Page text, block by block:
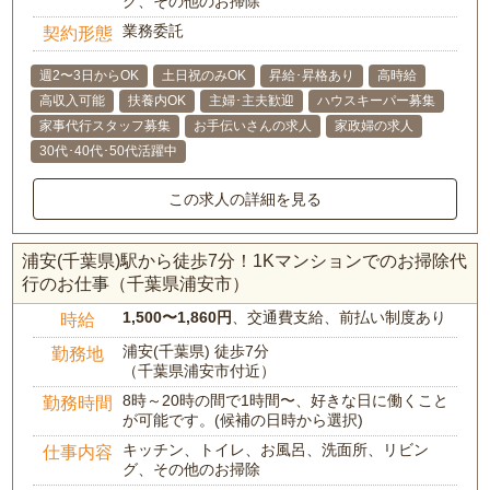
契約形態 業務委託
週2〜3日からOK 土日祝のみOK 昇給･昇格あり
高時給
高収入可能
扶養内OK 主婦･主夫歓迎
ハウスキーパー募集
家事代行スタッフ募集
お手伝いさんの求人
家政婦の求人
30代･40代･50代活躍中
この求人の詳細を見る
浦安(千葉県)駅から徒歩7分！1Kマンションでのお掃除代
行のお仕事（千葉県浦安市）
時給 1,500〜1,860円 、交通費支給、前払い制度あり
勤務地
浦安(千葉県) 徒歩7分
（千葉県浦安市付近）
勤務時間
8時～20時の間で1時間〜、好きな日に働くこと
が可能です。(候補の日時から選択)
仕事内容
キッチン、トイレ、お風呂、洗面所、リビン
グ、その他のお掃除